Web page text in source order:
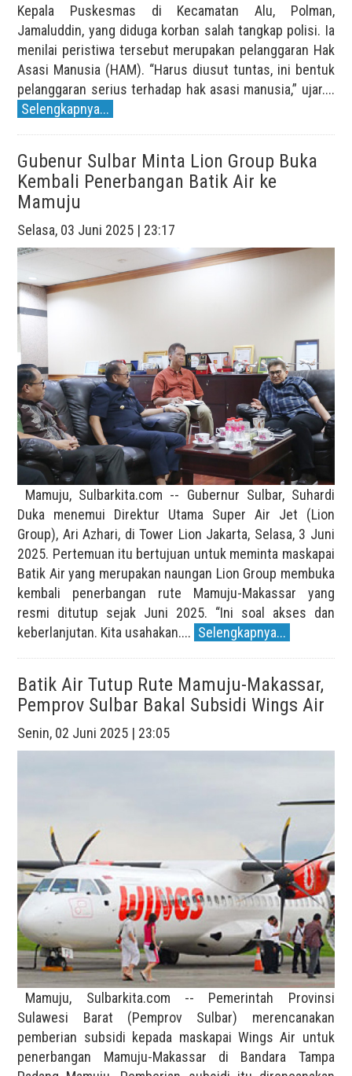
Kepala Puskesmas di Kecamatan Alu, Polman,
Jamaluddin, yang diduga korban salah tangkap polisi. Ia
menilai peristiwa tersebut merupakan pelanggaran Hak
Asasi Manusia (HAM). “Harus diusut tuntas, ini bentuk
pelanggaran serius terhadap hak asasi manusia,” ujar....
Selengkapnya...
Gubenur Sulbar Minta Lion Group Buka
Kembali Penerbangan Batik Air ke
Mamuju
Selasa, 03 Juni 2025 | 23:17
Mamuju, Sulbarkita.com -- Gubernur Sulbar, Suhardi
Duka menemui Direktur Utama Super Air Jet (Lion
Group), Ari Azhari, di Tower Lion Jakarta, Selasa, 3 Juni
2025. Pertemuan itu bertujuan untuk meminta maskapai
Batik Air yang merupakan naungan Lion Group membuka
kembali penerbangan rute Mamuju-Makassar yang
resmi ditutup sejak Juni 2025. “Ini soal akses dan
keberlanjutan. Kita usahakan.... Selengkapnya...
Batik Air Tutup Rute Mamuju-Makassar,
Pemprov Sulbar Bakal Subsidi Wings Air
Senin, 02 Juni 2025 | 23:05
Mamuju, Sulbarkita.com -- Pemerintah Provinsi
Sulawesi Barat (Pemprov Sulbar) merencanakan
pemberian subsidi kepada maskapai Wings Air untuk
penerbangan Mamuju-Makassar di Bandara Tampa